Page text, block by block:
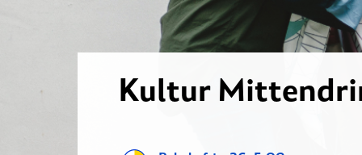
Kultur